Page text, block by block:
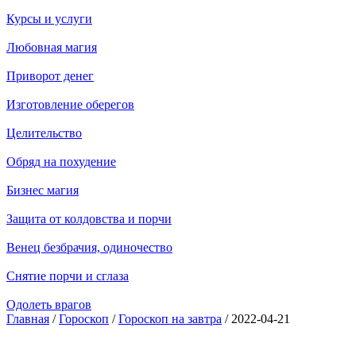
Курсы и услуги
Любовная магия
Приворот денег
Изготовление оберегов
Целительство
Обряд на похудение
Бизнес магия
Защита от колдовства и порчи
Венец безбрачия, одиночество
Снятие порчи и сглаза
Одолеть врагов
Главная /Гороскоп /Гороскоп на завтра / 2022-04-21